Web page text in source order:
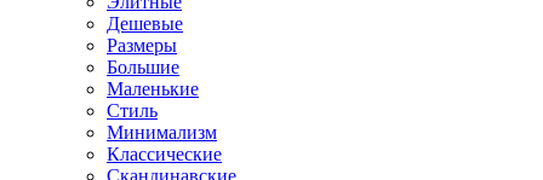
Дешевые
Размеры
Большие
Маленькие
Стиль
Минимализм
Классические
Скандинавские